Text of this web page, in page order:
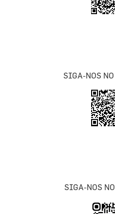
SIGA-NOS NO
SIGA-NOS NO